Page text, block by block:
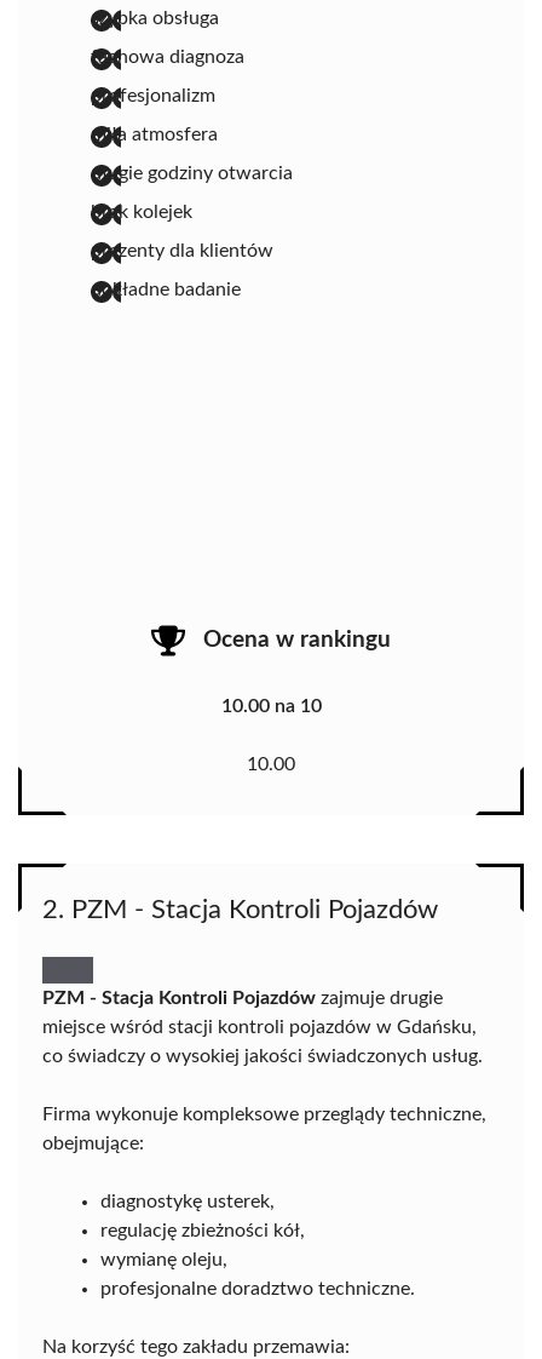
szybka obsługa
fachowa diagnoza
profesjonalizm
miła atmosfera
długie godziny otwarcia
brak kolejek
prezenty dla klientów
dokładne badanie
Ocena w rankingu
10.00 na 10
10.00
2. PZM - Stacja Kontroli Pojazdów
PZM - Stacja Kontroli Pojazdów zajmuje drugie
miejsce wśród stacji kontroli pojazdów w Gdańsku,
co świadczy o wysokiej jakości świadczonych usług.
Firma wykonuje kompleksowe przeglądy techniczne,
obejmujące:
diagnostykę usterek,
regulację zbieżności kół,
wymianę oleju,
profesjonalne doradztwo techniczne.
Na korzyść tego zakładu przemawia: